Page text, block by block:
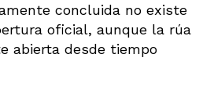
concluida no existe
oficial, aunque la rúa
abierta desde tiempo